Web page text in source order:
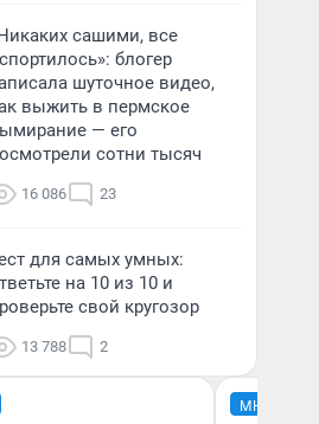
сашими, все
блогер
шуточное видео,
выжить в пермское
— его
сотни тысяч
16 086 23
для самых умных:
на 10 из 10 и
свой кругозор
13 788 2
МНЕНИЕ